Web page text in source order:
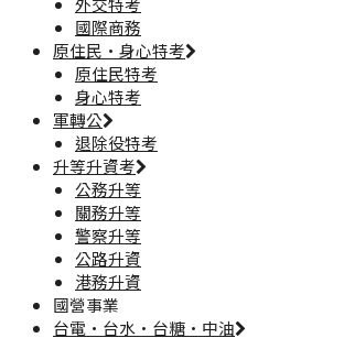
外交特考
國際商務
原住民·身心特考
原住民特考
身心特考
軍轉公
退除役特考
升等升資考
公務升等
關務升等
警察升等
公路升資
港務升資
國營事業
台電·台水·台糖·中油